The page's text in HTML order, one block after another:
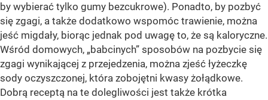
by wybierać tylko gumy bezcukrowe). Ponadto, by pozbyć
się zgagi, a także dodatkowo wspomóc trawienie, można
jeść migdały, biorąc jednak pod uwagę to, że są kaloryczne.
Wśród domowych, „babcinych” sposobów na pozbycie się
zgagi wynikającej z przejedzenia, można zjeść łyżeczkę
sody oczyszczonej, która zobojętni kwasy żołądkowe.
Dobrą receptą na te dolegliwości jest także krótka